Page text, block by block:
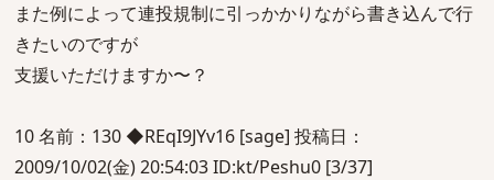
また例によって連投規制に引っかかりながら書き込んで行
きたいのですが
支援いただけますか〜？
10 名前：130 ◆REqI9JYv16 [sage] 投稿日：
2009/10/02(金) 20:54:03 ID:kt/Peshu0 [3/37]